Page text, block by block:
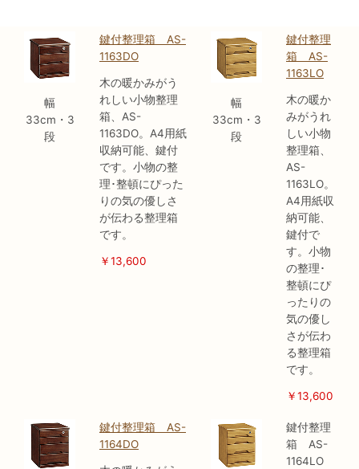
幅
33cm・3
段
鍵付整理箱 AS-
1163DO
木の暖かみがう
れしい小物整理
箱、AS-
1163DO。A4用紙
収納可能、鍵付
です。小物の整
理･整頓にぴった
りの気の優しさ
が伝わる整理箱
です。
￥13,600
幅
33cm・3
段
鍵付整理
箱 AS-
1163LO
木の暖か
みがうれ
しい小物
整理箱、
AS-
1163LO。
A4用紙収
納可能、
鍵付で
す。小物
の整理･
整頓にぴ
ったりの
気の優し
さが伝わ
る整理箱
です。
￥13,600
鍵付整理箱 AS-
1164DO
鍵付整理
箱 AS-
1164LO